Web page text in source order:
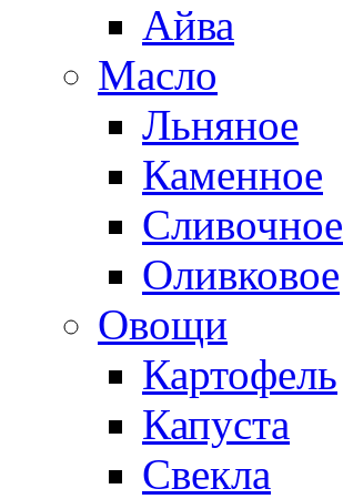
Айва
Масло
Льняное
Каменное
Сливочное
Оливковое
Овощи
Картофель
Капуста
Свекла